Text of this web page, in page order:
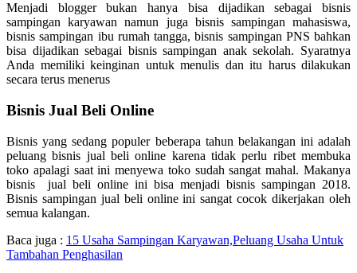
Menjadi blogger bukan hanya bisa dijadikan sebagai bisnis
sampingan karyawan namun juga bisnis sampingan mahasiswa,
bisnis sampingan ibu rumah tangga, bisnis sampingan PNS bahkan
bisa dijadikan sebagai bisnis sampingan anak sekolah. Syaratnya
Anda memiliki keinginan untuk menulis dan itu harus dilakukan
secara terus menerus
Bisnis Jual Beli Online
Bisnis yang sedang populer beberapa tahun belakangan ini adalah
peluang bisnis jual beli online karena tidak perlu ribet membuka
toko apalagi saat ini menyewa toko sudah sangat mahal. Makanya
bisnis jual beli online ini bisa menjadi bisnis sampingan 2018.
Bisnis sampingan jual beli online ini sangat cocok dikerjakan oleh
semua kalangan.
Baca juga : 15 Usaha Sampingan Karyawan,Peluang Usaha Untuk
Tambahan Penghasilan